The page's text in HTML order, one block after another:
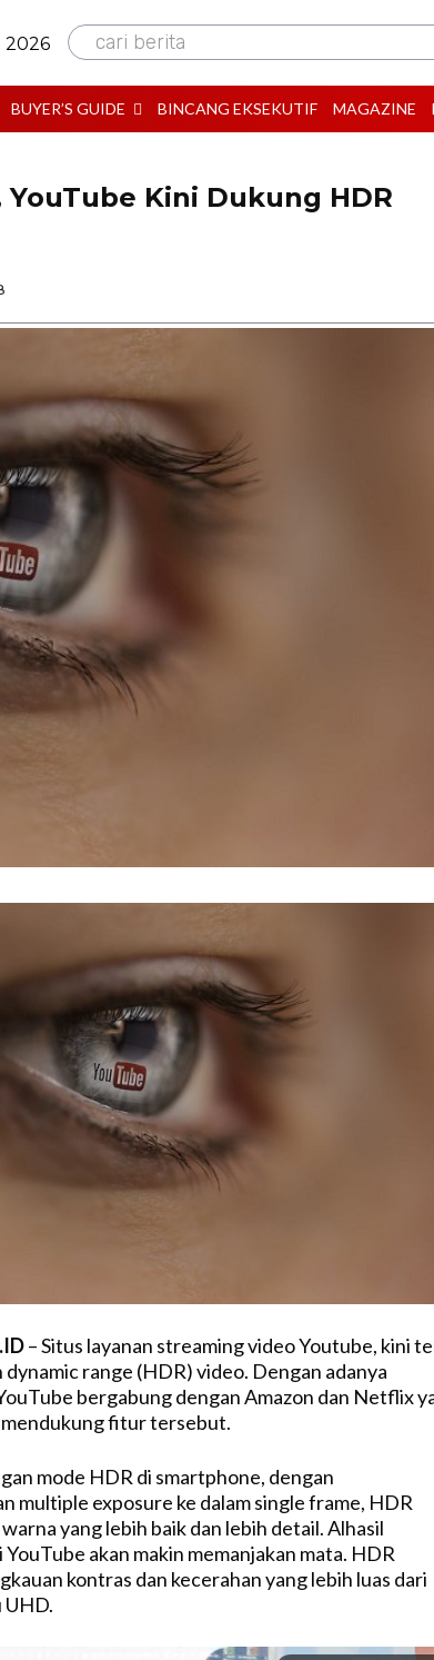
2026 cari berita
BUYER’S GUIDE BINCANG EKSEKUTIF MAGAZINE
Kini Dukung HDR
– Situs layanan streaming video Youtube, kini
range (HDR) video. Dengan adanya
bergabung dengan Amazon dan Netflix
mendukung fitur tersebut.
mode HDR di smartphone, dengan
multiple exposure ke dalam single frame, HDR
yang lebih baik dan lebih detail. Alhasil
akan makin memanjakan mata. HDR
kontras dan kecerahan yang lebih luas dari
UHD.